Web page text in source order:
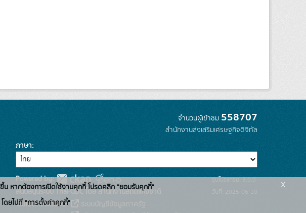
จำนวนผู้เข้าชม 558707
สำนักงานส่งเสริมเศรษฐกิจดิจิทัล
ภาษา
Powered by:
สนับสนุนระบบ Thai-GDC โดย สำนักงานสถิติแห่งชาติ
เว็บไซต์ที่เกี่ยวข้อง:
รุ่นโปรแกรม: 3.0.0
วันที่: 2025-06-10
น หากต้องการเปิดใช้งานคุกกี้ โปรดคลิก "ยอมรับคุกกี้"
ดยไปที่ "การตั้งค่าคุกกี้"
x